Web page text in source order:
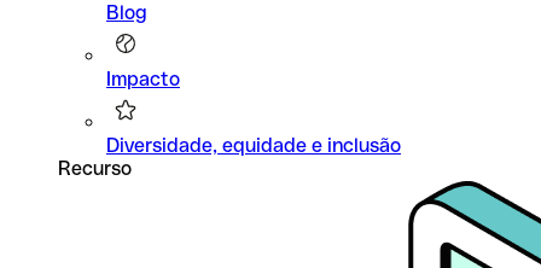
Blog
Impacto
Diversidade, equidade e inclusão
Recurso